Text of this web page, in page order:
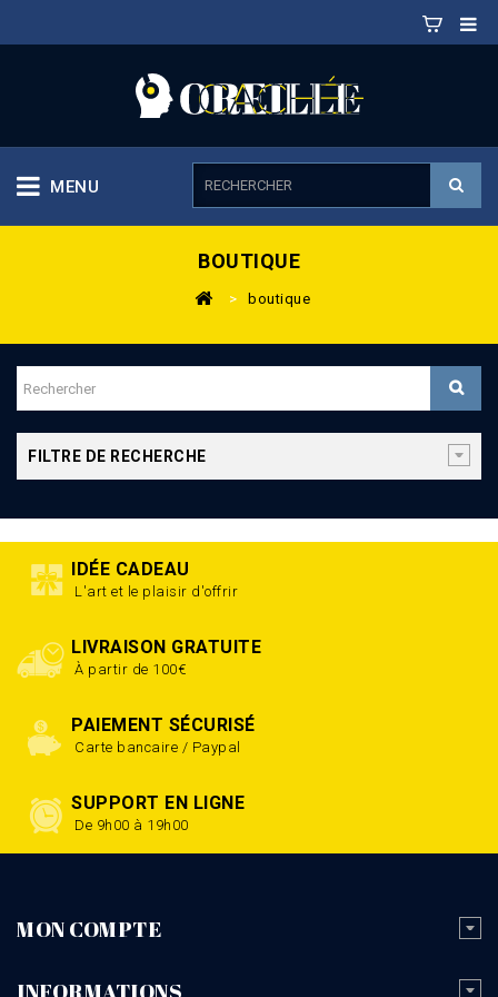
MENU
BOUTIQUE
> boutique
FILTRE DE RECHERCHE
IDÉE CADEAU
L'art et le plaisir d'offrir
LIVRAISON GRATUITE
À partir de 100€
PAIEMENT SÉCURISÉ
Carte bancaire / Paypal
SUPPORT EN LIGNE
De 9h00 à 19h00
MON COMPTE